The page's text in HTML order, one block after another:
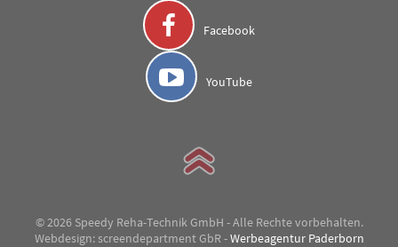
Facebook
YouTube
© 2026 Speedy Reha-Technik GmbH - Alle Rechte vorbehalten.
Webdesign: screendepartment GbR -Werbeagentur Paderborn